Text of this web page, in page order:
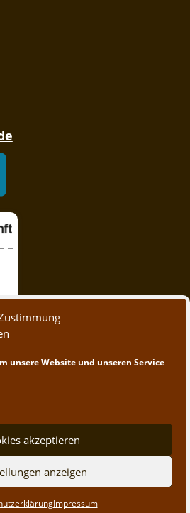
unsere Website und unseren Service
akzeptieren
anzeigen
Impressum
Create.at